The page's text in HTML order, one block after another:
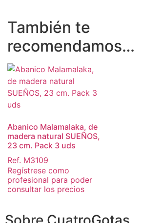
También te
recomendamos…
Abanico Malamalaka, de
madera natural SUEÑOS,
23 cm. Pack 3 uds
Ref. M3109
Regístrese como
profesional para poder
consultar los precios